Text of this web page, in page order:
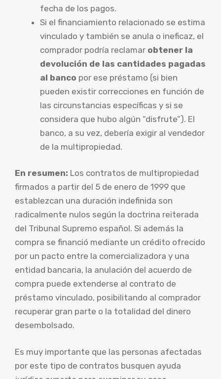
fecha de los pagos.
Si el financiamiento relacionado se estima
vinculado y también se anula o ineficaz, el
comprador podría reclamar obtener la
devolución de las cantidades pagadas
al banco por ese préstamo (si bien
pueden existir correcciones en función de
las circunstancias específicas y si se
considera que hubo algún “disfrute”). El
banco, a su vez, debería exigir al vendedor
de la multipropiedad.
En resumen: Los contratos de multipropiedad
firmados a partir del 5 de enero de 1999 que
establezcan una duración indefinida son
radicalmente nulos según la doctrina reiterada
del Tribunal Supremo español. Si además la
compra se financió mediante un crédito ofrecido
por un pacto entre la comercializadora y una
entidad bancaria, la anulación del acuerdo de
compra puede extenderse al contrato de
préstamo vinculado, posibilitando al comprador
recuperar gran parte o la totalidad del dinero
desembolsado.
Es muy importante que las personas afectadas
por este tipo de contratos busquen ayuda